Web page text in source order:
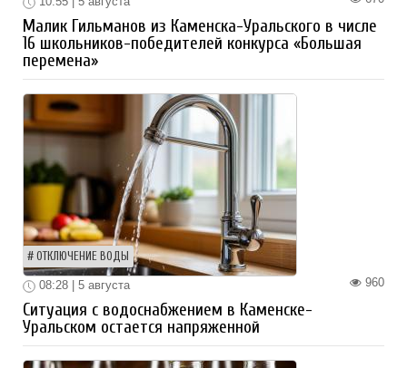
Малик Гильманов из Каменска-Уральского в числе
16 школьников-победителей конкурса «Большая
перемена»
ОТКЛЮЧЕНИЕ ВОДЫ
960
08:28 | 5 августа
Ситуация с водоснабжением в Каменске-
Уральском остается напряженной